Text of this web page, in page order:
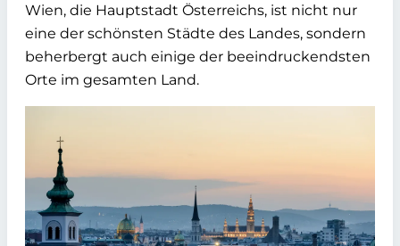
Wien, die Hauptstadt Österreichs, ist nicht nur
eine der schönsten Städte des Landes, sondern
beherbergt auch einige der beeindruckendsten
Orte im gesamten Land.